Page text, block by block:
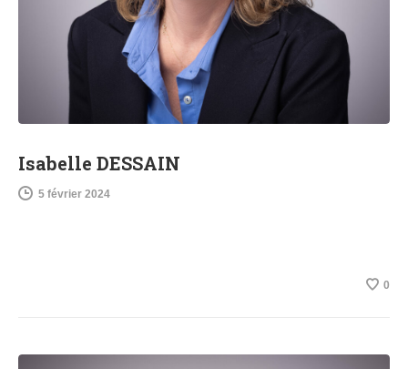
Isabelle DESSAIN
5 février 2024
0